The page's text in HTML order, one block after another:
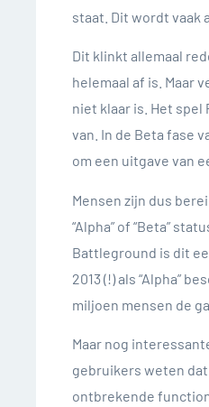
staat. Dit wordt vaak
Dit klinkt allemaal
helemaal af is. Maar
niet klaar is. Het spel
van. In de Beta fase
om een uitgave van
Mensen zijn dus
“Alpha” of “Beta”
Battleground is dit
2013 (!) als “Alpha”
miljoen mensen de
Maar nog
gebruikers weten
ontbrekende